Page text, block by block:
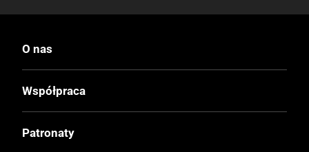
O nas
Współpraca
Patronaty